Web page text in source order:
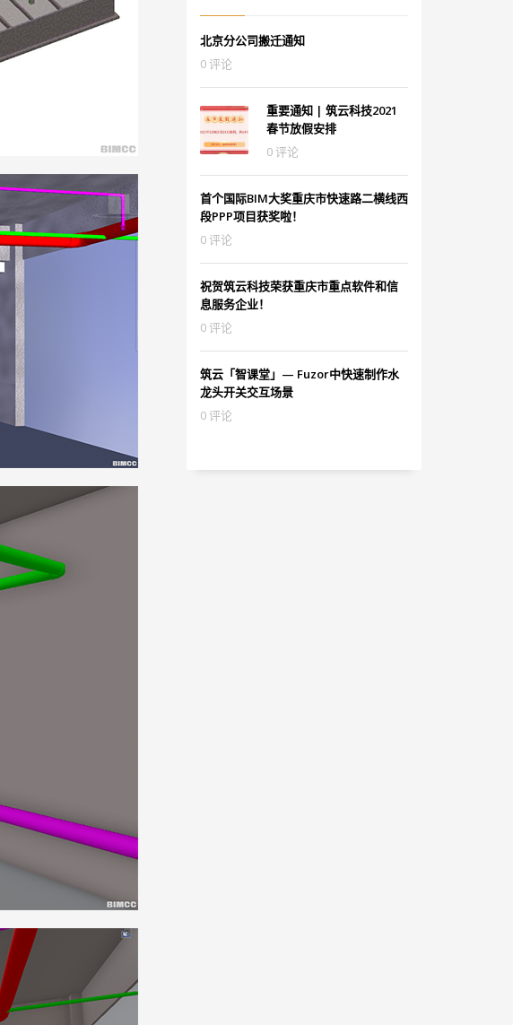
北京分公司搬迁通知
0 评论
重要通知 | 筑云科技2021
春节放假安排
0 评论
首个国际BIM大奖重庆市快速路二横线西
段PPP项目获奖啦！
0 评论
祝贺筑云科技荣获重庆市重点软件和信
息服务企业！
0 评论
筑云「智课堂」— Fuzor中快速制作水
龙头开关交互场景
0 评论